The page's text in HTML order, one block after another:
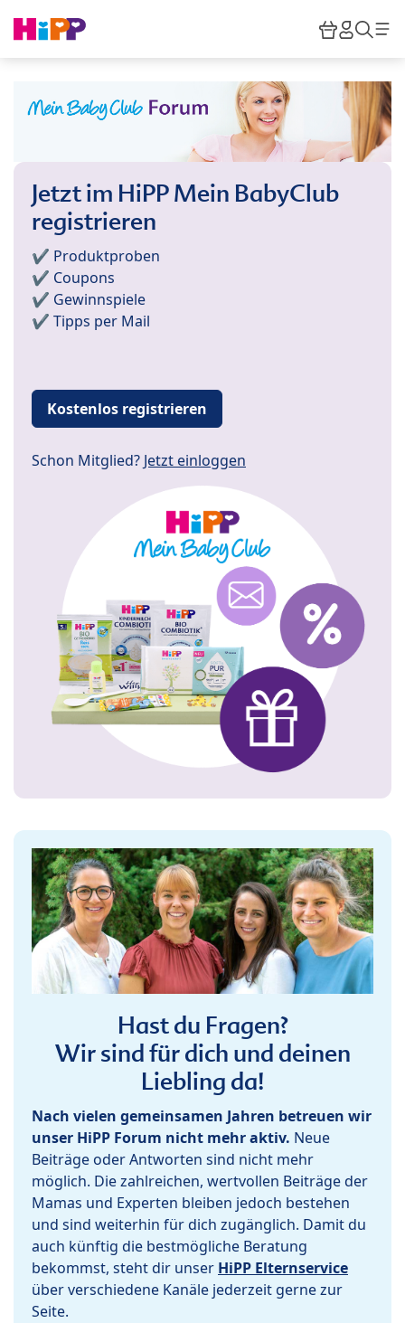
HiPP
Jetzt im HiPP Mein BabyClub
registrieren
✔️ Produktproben
✔️ Coupons
✔️ Gewinnspiele
✔️ Tipps per Mail
Kostenlos registrieren
Schon Mitglied? Jetzt einloggen
Hast du Fragen?
Wir sind für dich und deinen
Liebling da!
Nach vielen gemeinsamen Jahren betreuen wir
unser HiPP Forum nicht mehr aktiv. Neue
Beiträge oder Antworten sind nicht mehr
möglich. Die zahlreichen, wertvollen Beiträge der
Mamas und Experten bleiben jedoch bestehen
und sind weiterhin für dich zugänglich. Damit du
auch künftig die bestmögliche Beratung
bekommst, steht dir unser HiPP Elternservice
über verschiedene Kanäle jederzeit gerne zur
Seite.